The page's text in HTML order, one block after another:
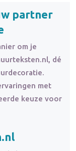
partner
om je
dé
met
keuze voor